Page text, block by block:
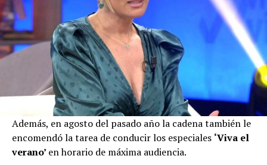
Además, en agosto del pasado año la cadena también le
encomendó la tarea de conducir los especiales ‘Viva el
verano’ en horario de máxima audiencia.